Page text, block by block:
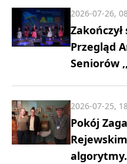
Przegląd
Seniorów
2026-07-26,
Pokój
2026-07-25,